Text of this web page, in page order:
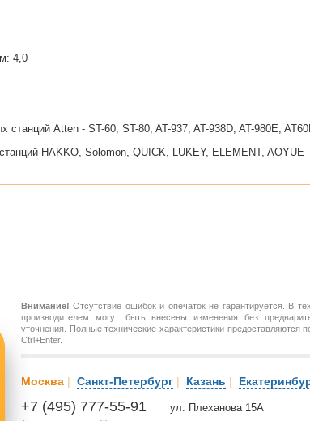
4,0
станций Atten - ST-60, ST-80, AT-937, AT-938D, AT-980E,
HAKKO, Solomon, QUICK, LUKEY, ELEMENT, AOYUE
Внимание! Отсутствие ошибок и опечаток не гарантируется. В
производителем могут быть внесены изменения без
уточнения. Полные технические характеристики
Ctrl+Enter.
Москва | Санкт-Петербург | Казань |
+7 (495) 777-55-91 ул. Плеханова 15А